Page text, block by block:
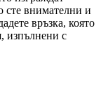
сте внимателни и
връзка, която
изпълнени с